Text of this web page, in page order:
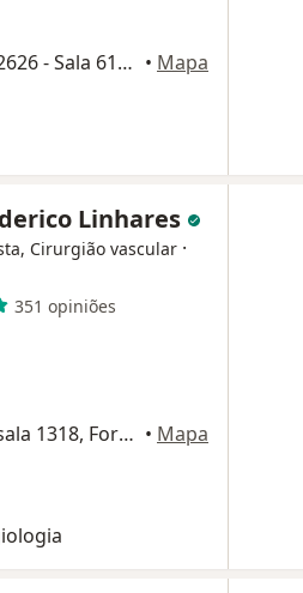
Avenida Santos Dumont, 2626 - Sala 616, Fortaleza • Mapa
Linhares
Cirurgião vascular ·
351 opiniões
Rua Gonçalves Lêdo, 777 sala 1318, Fortaleza • Mapa